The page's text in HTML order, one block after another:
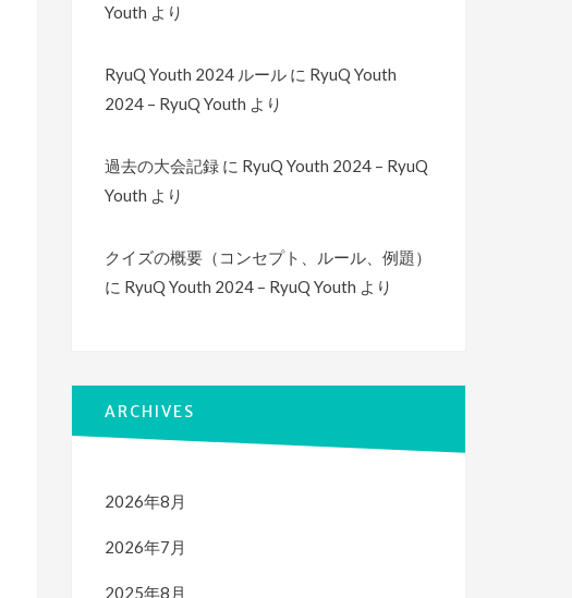
Youth より
RyuQ Youth 2024 ルールに RyuQ Youth
2024 – RyuQ Youth より
過去の大会記録に RyuQ Youth 2024 – RyuQ
Youth より
クイズの概要（コンセプト、ルール、例題）
に RyuQ Youth 2024 – RyuQ Youth より
ARCHIVES
2026年8月
2026年7月
2025年8月